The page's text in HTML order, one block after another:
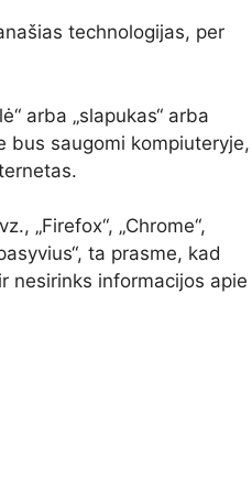
technologijas, per
arba „slapukas“ arba
bus saugomi kompiuteryje,
„Firefox“, „Chrome“,
ta prasme, kad
nesirinks informacijos apie